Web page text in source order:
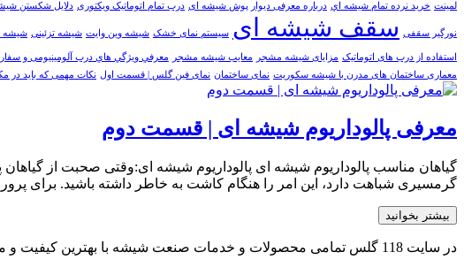
لمینت خرید نرده تمام شيشه اي درباره معرفی دیوار پوش شیشه ای درب تمام اتوماتیک ویکتوری دلایل شکستن
نورگیر سقفی سقف شیشه ای سیستم نمای خشک شيشه وين وايت شیشه تزئینی شیشه
استفاده از درب های اتوماتیک مزایای شیشه مشجر معایب شیشه مشجر معرفي ويژگي هاي درب آلومینیومی و
معماری ساختمان های مدرن با شیشه سکوریت نمای ساختمان نمای فین گلس | قسمت اول نکات مهمی که باید در
معرفی پالوداریوم شیشه ای | قسمت دوم
گیاهان مناسب پالوداریوم شیشه ای پالوداریوم شیشه ای:وقتی صحبت از
گرمسیری شباهت دارد، این امر را هنگام کاشت به خاطر داشته باشید. برای
بیشتر بخوانید
در سایت 118 گلس تمامی محصولات و خدمات صنعت شیشه با بهترین کیفیت و مناسب ترین قیمت توسط بهترین و مجرب ترین تولیدکنندگان و فعالان صنعت شیشه کشور بصورت یکپارجه ارائه می شود.